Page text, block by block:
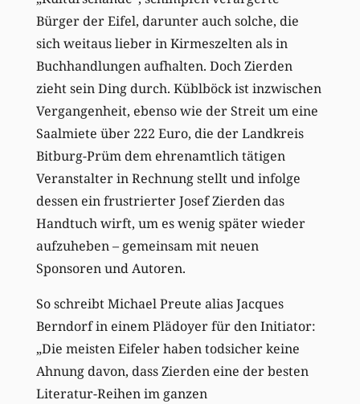
Bürger der Eifel, darunter auch solche, die
sich weitaus lieber in Kirmeszelten als in
Buchhandlungen aufhalten. Doch Zierden
zieht sein Ding durch. Küblböck ist inzwischen
Vergangenheit, ebenso wie der Streit um eine
Saalmiete über 222 Euro, die der Landkreis
Bitburg-Prüm dem ehrenamtlich tätigen
Veranstalter in Rechnung stellt und infolge
dessen ein frustrierter Josef Zierden das
Handtuch wirft, um es wenig später wieder
aufzuheben – gemeinsam mit neuen
Sponsoren und Autoren.
So schreibt Michael Preute alias Jacques
Berndorf in einem Plädoyer für den Initiator:
„Die meisten Eifeler haben todsicher keine
Ahnung davon, dass Zierden eine der besten
Literatur-Reihen im ganzen